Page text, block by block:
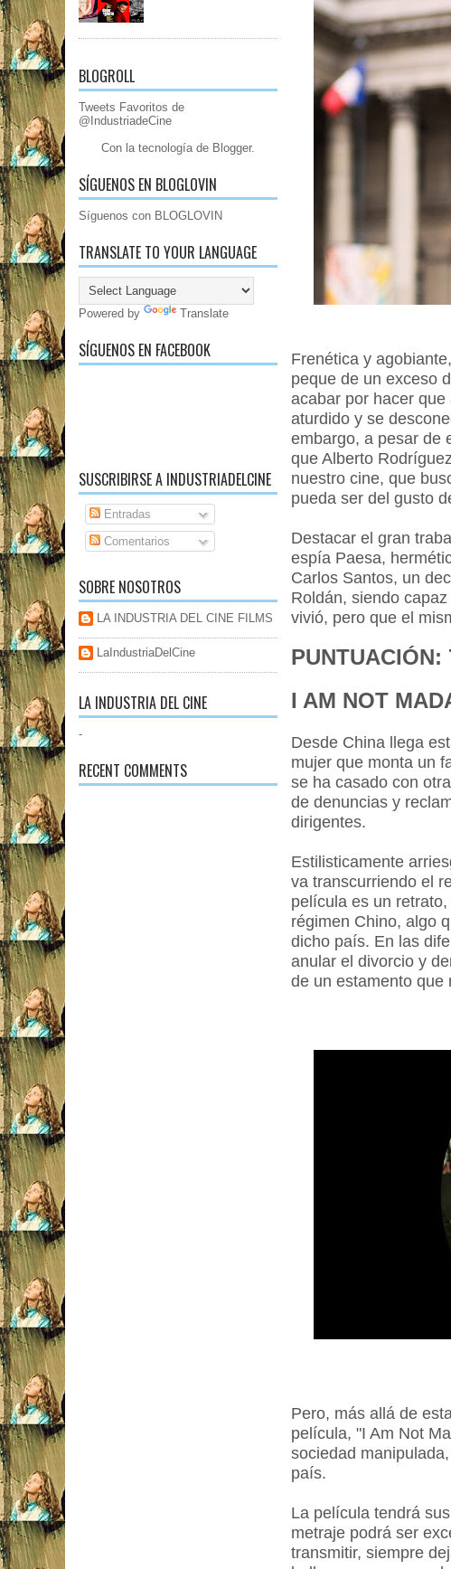
BLOGROLL
Tweets Favoritos de
@IndustriadeCine
Con la tecnología de Blogger.
SÍGUENOS EN BLOGLOVIN
Síguenos con BLOGLOVIN
TRANSLATE TO YOUR LANGUAGE
Powered by Translate
SÍGUENOS EN FACEBOOK
SUSCRIBIRSE A INDUSTRIADELCINE
Entradas
Comentarios
SOBRE NOSOTROS
LA INDUSTRIA DEL CINE FILMS
LaIndustriaDelCine
LA INDUSTRIA DEL CINE
-
RECENT COMMENTS
Frenética y
peque de un exceso
acabar por hacer
aturdido y se
embargo, a pesar de
que Alberto
nuestro cine, que
pueda ser del gusto
Destacar el gran
espía Paesa,
Carlos Santos, un
Roldán, siendo
vivió, pero que el
PUNTUACIÓN:
I AM NOT
Desde China llega
mujer que monta un
se ha casado con
de denuncias y
dirigentes.
Estilisticamente
va transcurriendo el
película es un
régimen Chino, algo
dicho país. En las
anular el divorcio y
de un estamento que
Pero, más allá de
película, "I Am Not
sociedad
país.
La película tendrá
metraje podrá ser
transmitir, siempre